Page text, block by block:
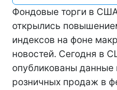
Фондовые торги в
открылись
индексов на фоне
новостей. Сегодня в
опубликованы данные
розничных продаж в